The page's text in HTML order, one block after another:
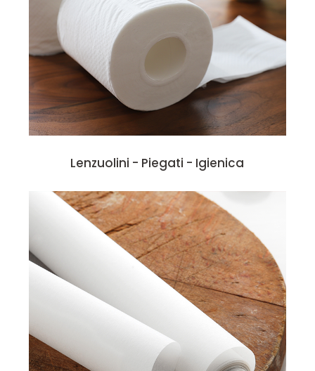
Lenzuolini - Piegati - Igienica